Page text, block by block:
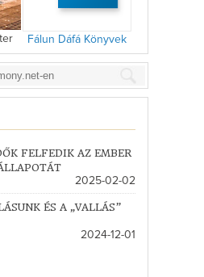
Fálun Dáfá Könyvek
FELFEDIK AZ EMBER
2025-02-02
ÉS A „VALLÁS”
2024-12-01